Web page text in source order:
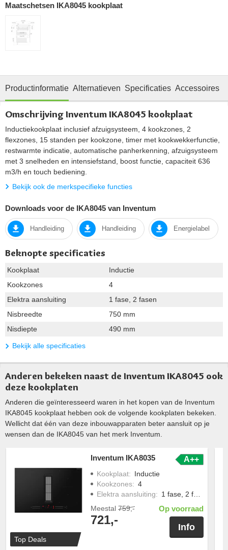
Maatschetsen IKA8045 kookplaat
Productinformatie Alternatieven Specificaties Accessoires
Omschrijving Inventum IKA8045 kookplaat
Inductiekookplaat inclusief afzuigsysteem, 4 kookzones, 2
flexzones, 15 standen per kookzone, timer met kookwekkerfunctie,
restwarmte indicatie, automatische panherkenning, afzuigsysteem
met 3 snelheden en intensiefstand, boost functie, capaciteit 636
m3/h en touch bediening.
Bekijk ook de merkspecifieke functies
Downloads voor de IKA8045 van Inventum
Handleiding Handleiding Energielabel
Beknopte specificaties
Kookplaat
Inductie
Kookzones
4
Elektra aansluiting
1 fase, 2 fasen
Nisbreedte
750 mm
Nisdiepte
490 mm
Bekijk alle specificaties
Anderen bekeken naast de Inventum IKA8045 ook
deze kookplaten
Anderen die geïnteresseerd waren in het kopen van de Inventum
IKA8045 kookplaat hebben ook de volgende kookplaten bekeken.
Wellicht dat één van deze inbouwapparaten beter aansluit op je
wensen dan de IKA8045 van het merk Inventum.
Top Deals
Inventum IKA8035 A++
Kookplaat: Inductie
Kookzones: 4
Elektra aansluiting: 1 fase, 2 fasen
Meestal 759,-
721,-
Op voorraad
Info